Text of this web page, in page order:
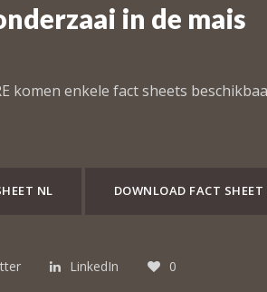
in de mais
komen enkele fact sheets
NL DOWNLOAD FACT SHEET
LinkedIn 0